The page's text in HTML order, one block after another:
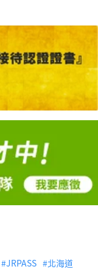
JRPASS
北海道